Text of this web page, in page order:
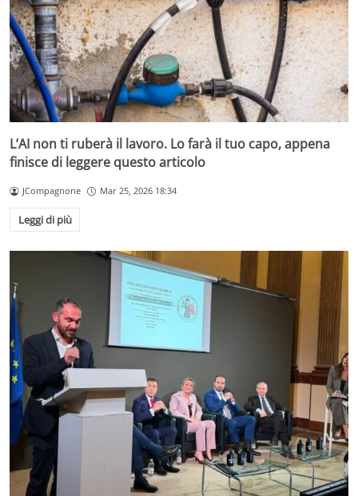
L’AI non ti ruberà il lavoro. Lo farà il tuo capo, appena
finisce di leggere questo articolo
JCompagnone Mar 25, 2026 18:34
Leggi di più